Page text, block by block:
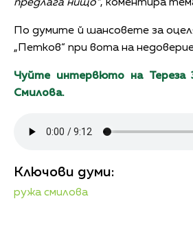
предлага нищо“, коментира
По думите й шансовете за
„Петков“ при вота на
Чуйте интервюто на Тереза
Смилова.
Ключови думи:
ружа смилова